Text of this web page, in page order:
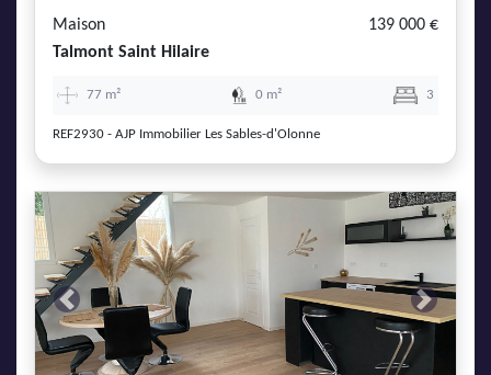
Maison
139 000 €
Talmont Saint Hilaire
77 m² 0 m² 3
REF2930 - AJP Immobilier Les Sables-d'Olonne
Previous Next